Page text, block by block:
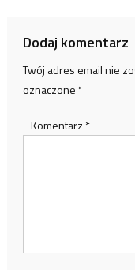
Dodaj komentarz
Twój adres email nie
oznaczone *
Komentarz *